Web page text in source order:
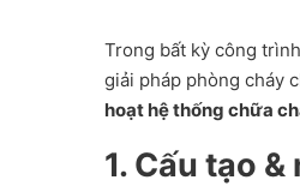
Trong bất kỳ công
giải pháp phòng cháy
hoạt hệ thống chữa
1. Cấu tạo